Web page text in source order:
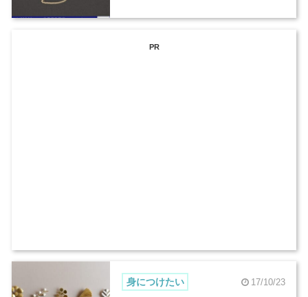
PR
身につけたい 17/10/23